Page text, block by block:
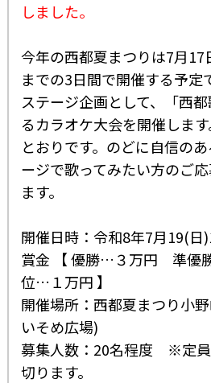
しました。
今年の西都夏まつりは7月
までの3日間で開催する予定
ステージ企画として、「西
るカラオケ大会を開催しま
とおりです。のどに自信の
ージで歌ってみたい方のご
ます。
開催日時：令和8年7月19(日
賞金 【 優勝…３万円 準
位…１万円 】
開催場所：西都夏まつり小
いそめ広場)
募集人数：20名程度 ※定員
切ります。